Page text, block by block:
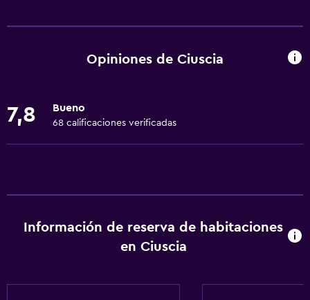
Wifi gratis
Toallas
Calefacción
Opiniones de Ciuscia
7,8 Bueno
68 calificaciones verificadas
Información de reserva de habitaciones
en Ciuscia